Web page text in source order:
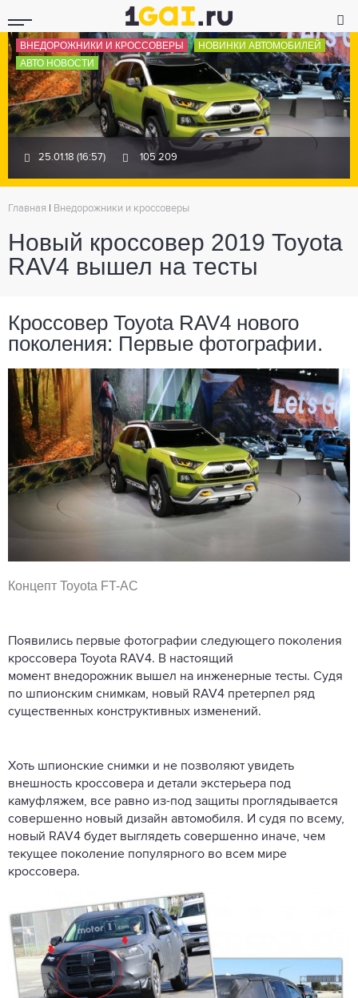
ВНЕДОРОЖНИКИ И КРОССОВЕРЫ
НОВИНКИ АВТОМОБИЛЕЙ
АВТО НОВОСТИ
25.01.18 (16:57) 105 209
Главная Внедорожники и кроссоверы
Новый кроссовер 2019 Toyota
RAV4 вышел на тесты
Кроссовер Toyota RAV4 нового
поколения: Первые фотографии.
Концепт Toyota FT-AC
Появились первые фотографии следующего поколения
кроссовера Toyota RAV4. В настоящий
момент внедорожник вышел на инженерные тесты. Судя
по шпионским снимкам, новый RAV4 претерпел ряд
существенных конструктивных изменений.
Хоть шпионские снимки и не позволяют увидеть
внешность кроссовера и детали экстерьера под
камуфляжем, все равно из-под защиты проглядывается
совершенно новый дизайн автомобиля. И судя по всему,
новый RAV4 будет выглядеть совершенно иначе, чем
текущее поколение популярного во всем мире
кроссовера.